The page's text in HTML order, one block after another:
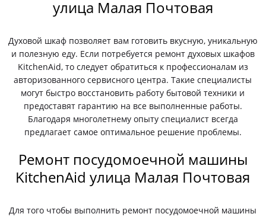
улица Малая Почтовая
Духовой шкаф позволяет вам готовить вкусную, уникальную
и полезную еду. Если потребуется ремонт духовых шкафов
KitchenAid, то следует обратиться к профессионалам из
авторизованного сервисного центра. Такие специалисты
могут быстро восстановить работу бытовой техники и
предоставят гарантию на все выполненные работы.
Благодаря многолетнему опыту специалист всегда
предлагает самое оптимальное решение проблемы.
Ремонт посудомоечной машины
KitchenAid улица Малая Почтовая
Для того чтобы выполнить ремонт посудомоечной машины